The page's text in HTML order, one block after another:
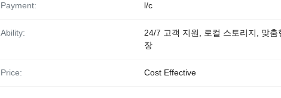
Payment: l/c
Ability:
24/7 고객 지원, 로컬 스토리지, 맞춤
장
Price: Cost Effective